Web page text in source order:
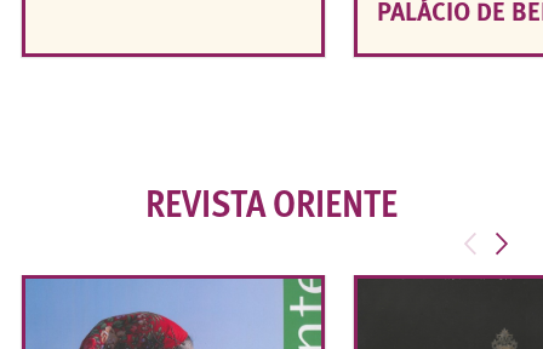
PALÁCIO DE
REVISTA ORIENTE
< >